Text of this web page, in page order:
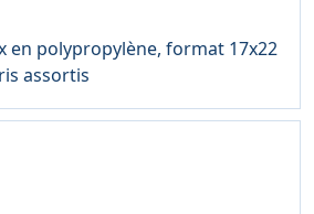
en polypropylène, format 17x22
assortis